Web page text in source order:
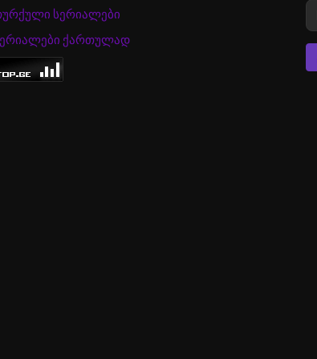
სერიალები
ქართულად